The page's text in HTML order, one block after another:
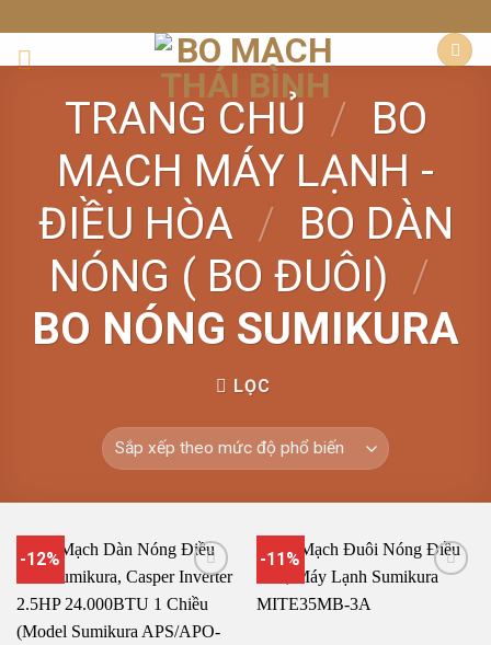
to
content
TRANG CHỦ / BO
MẠCH MÁY LẠNH -
ĐIỀU HÒA / BO DÀN
NÓNG ( BO ĐUÔI) /
BO NÓNG SUMIKURA
LỌC
-12% -11%